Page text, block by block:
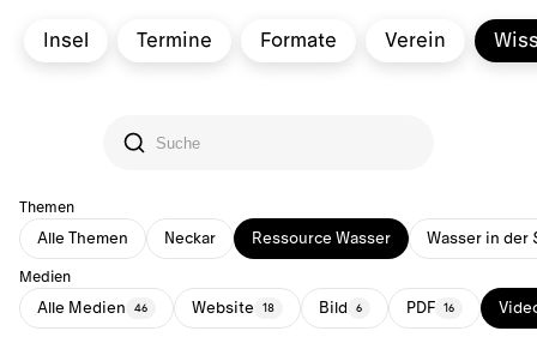
Insel Termine Formate Verein
Themen
Alle Themen Neckar Ressource Wasser Wasser in der
Medien
Alle Medien 46 Website 18 Bild 6 PDF 16